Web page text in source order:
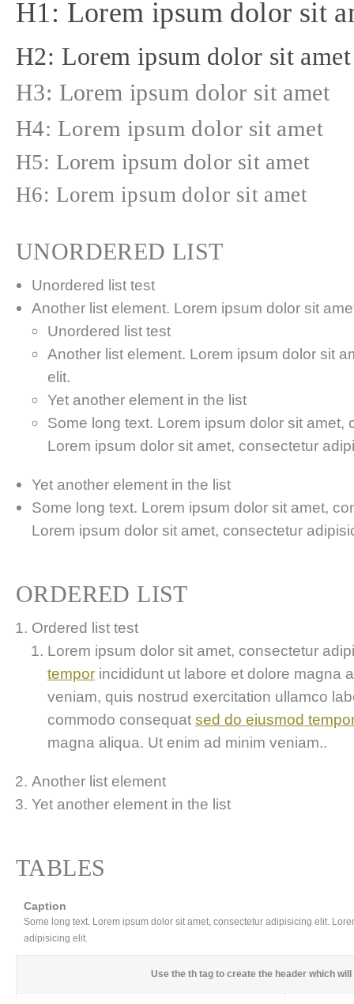
H1: Lorem ipsum dolor sit
H2: Lorem ipsum dolor sit amet
H3: Lorem ipsum dolor sit amet
H4: Lorem ipsum dolor sit amet
H5: Lorem ipsum dolor sit amet
H6: Lorem ipsum dolor sit amet
UNORDERED LIST
Unordered list test
Another list element. Lorem ipsum dolor sit
Unordered list test
Another list element. Lorem ipsum dolor sit
elit.
Yet another element in the list
Some long text. Lorem ipsum dolor sit amet,
Lorem ipsum dolor sit amet, consectetur
Yet another element in the list
Some long text. Lorem ipsum dolor sit amet,
Lorem ipsum dolor sit amet, consectetur
ORDERED LIST
Ordered list test
Lorem ipsum dolor sit amet, consectetur
tempor incididunt ut labore et dolore magna
veniam, quis nostrud exercitation ullamco
commodo consequat sed do eiusmod
magna aliqua. Ut enim ad minim veniam..
Another list element
Yet another element in the list
TABLES
Caption
Some long text. Lorem ipsum dolor sit amet, consectetur adipisicing elit.
adipisicing elit.
Use the th tag to create the header which